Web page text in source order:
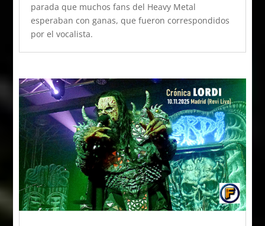
parada que muchos fans del Heavy Metal
esperaban con ganas, que fueron correspondidos
por el vocalista.